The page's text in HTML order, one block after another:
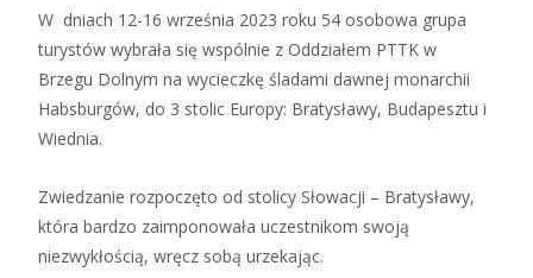
W dniach 12-16 września 2023 roku 54 osobowa grupa
turystów wybrała się wspólnie z Oddziałem PTTK w
Brzegu Dolnym na wycieczkę śladami dawnej monarchii
Habsburgów, do 3 stolic Europy: Bratysławy, Budapesztu i
Wiednia.
Zwiedzanie rozpoczęto od stolicy Słowacji – Bratysławy,
która bardzo zaimponowała uczestnikom swoją
niezwykłością, wręcz sobą urzekając.